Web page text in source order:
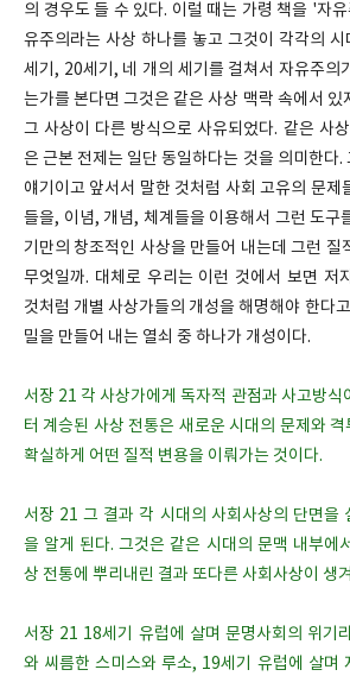
의 경우도 들 수 있다. 이럴 때는 가령 책을 '자
유주의라는 사상 하나를 놓고 그것이 각각의
세기, 20세기, 네 개의 세기를 걸쳐서 자유주의
는가를 본다면 그것은 같은 사상 맥락 속에서 있
그 사상이 다른 방식으로 사유되었다. 같은 사
은 근본 전제는 일단 동일하다는 것을 의미한다.
얘기이고 앞서서 말한 것처럼 사회 고유의 문제
들을, 이념, 개념, 체계들을 이용해서 그런 도구
기만의 창조적인 사상을 만들어 내는데 그런 질
무엇일까. 대체로 우리는 이런 것에서 보면 저
것처럼 개별 사상가들의 개성을 해명해야 한다
밀을 만들어 내는 열쇠 중 하나가 개성이다.
서장 21 각 사상가에게 독자적 관점과 사고방식
터 계승된 사상 전통은 새로운 시대의 문제와
확실하게 어떤 질적 변용을 이뤄가는 것이다.
서장 21 그 결과 각 시대의 사회사상의 단면을
을 알게 된다. 그것은 같은 시대의 문맥 내부에
상 전통에 뿌리내린 결과 또다른 사회사상이 생
서장 21 18세기 유럽에 살며 문명사회의 위기
와 씨름한 스미스와 루소, 19세기 유럽에 살며